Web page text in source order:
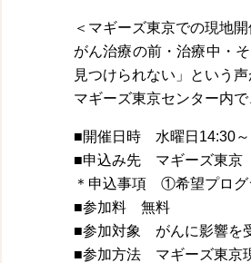
＜マギーズ東京での現地開
がん治療の前・治療中・
見つけられない」という
マギーズ東京センター内
■開催日時 水曜日14:30
■申込み先 マギーズ東
＊申込事項 ①希望プログ
■参加料 無料
■参加対象 がんに影響を
■参加方法 マギーズ東京